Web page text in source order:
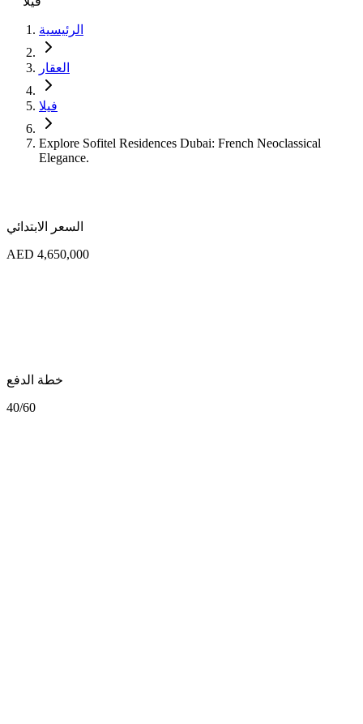
الرئيسية
العقار
فيلا
Explore Sofitel Residences Dubai: French Neoclassical
Elegance.
السعر الابتدائي
AED 4,650,000
خطة الدفع
40/60